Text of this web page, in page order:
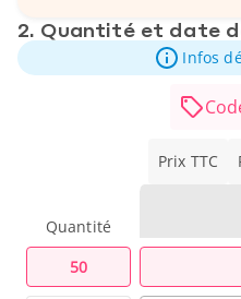
2. Quantité et date
Infos
Prix TTC
Quantité
50